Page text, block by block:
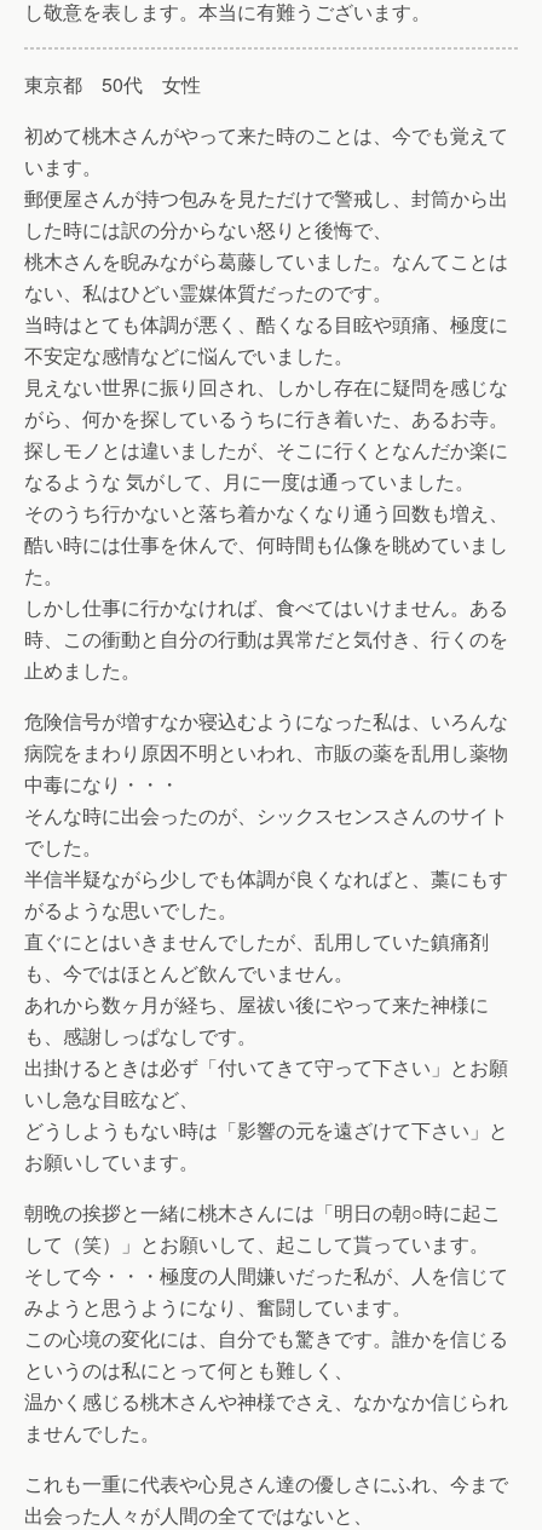
し敬意を表します。本当に有難うございます。
東京都 50代 女性
初めて桃木さんがやって来た時のことは、今でも覚えて
います。
郵便屋さんが持つ包みを見ただけで警戒し、封筒から出
した時には訳の分からない怒りと後悔で、
桃木さんを睨みながら葛藤していました。なんてことは
ない、私はひどい霊媒体質だったのです。
当時はとても体調が悪く、酷くなる目眩や頭痛、極度に
不安定な感情などに悩んでいました。
見えない世界に振り回され、しかし存在に疑問を感じな
がら、何かを探しているうちに行き着いた、あるお寺。
探しモノとは違いましたが、そこに行くとなんだか楽に
なるような 気がして、月に一度は通っていました。
そのうち行かないと落ち着かなくなり通う回数も増え、
酷い時には仕事を休んで、何時間も仏像を眺めていまし
た。
しかし仕事に行かなければ、食べてはいけません。ある
時、この衝動と自分の行動は異常だと気付き、行くのを
止めました。
危険信号が増すなか寝込むようになった私は、いろんな
病院をまわり原因不明といわれ、市販の薬を乱用し薬物
中毒になり・・・
そんな時に出会ったのが、シックスセンスさんのサイト
でした。
半信半疑ながら少しでも体調が良くなればと、藁にもす
がるような思いでした。
直ぐにとはいきませんでしたが、乱用していた鎮痛剤
も、今ではほとんど飲んでいません。
あれから数ヶ月が経ち、屋祓い後にやって来た神様に
も、感謝しっぱなしです。
出掛けるときは必ず「付いてきて守って下さい」とお願
いし急な目眩など、
どうしようもない時は「影響の元を遠ざけて下さい」と
お願いしています。
朝晩の挨拶と一緒に桃木さんには「明日の朝○時に起こ
して（笑）」とお願いして、起こして貰っています。
そして今・・・極度の人間嫌いだった私が、人を信じて
みようと思うようになり、奮闘しています。
この心境の変化には、自分でも驚きです。誰かを信じる
というのは私にとって何とも難しく、
温かく感じる桃木さんや神様でさえ、なかなか信じられ
ませんでした。
これも一重に代表や心見さん達の優しさにふれ、今まで
出会った人々が人間の全てではないと、